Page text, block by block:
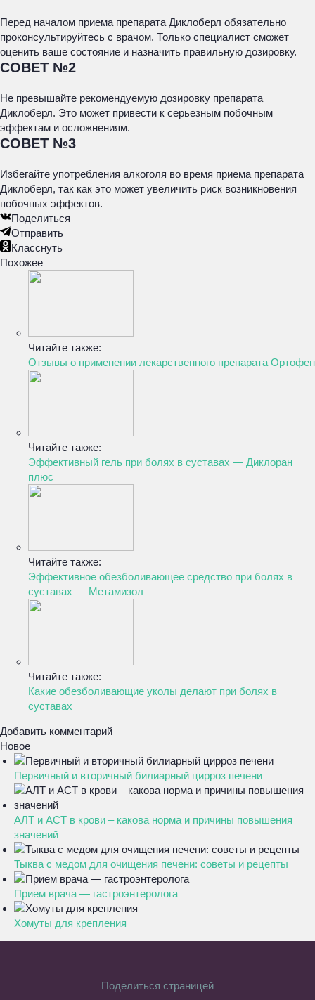
Перед началом приема препарата Диклоберл обязательно
проконсультируйтесь с врачом. Только специалист сможет
оценить ваше состояние и назначить правильную дозировку.
СОВЕТ №2
Не превышайте рекомендуемую дозировку препарата
Диклоберл. Это может привести к серьезным побочным
эффектам и осложнениям.
СОВЕТ №3
Избегайте употребления алкоголя во время приема препарата
Диклоберл, так как это может увеличить риск возникновения
побочных эффектов.
Поделиться
Отправить
Класснуть
Похожее
Читайте также:
Отзывы о применении лекарственного препарата Ортофен
Читайте также:
Эффективный гель при болях в суставах — Диклоран
плюс
Читайте также:
Эффективное обезболивающее средство при болях в
суставах — Метамизол
Читайте также:
Какие обезболивающие уколы делают при болях в
суставах
Добавить комментарий
Новое
Первичный и вторичный билиарный цирроз печени
АЛТ и АСТ в крови – какова норма и причины повышения
значений
Тыква с медом для очищения печени: советы и рецепты
Прием врача — гастроэнтеролога
Хомуты для крепления
Поделиться страницей